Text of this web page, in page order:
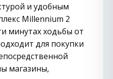
и удобным
Millennium 2
минутах ходьбы от
для покупки
магазины,